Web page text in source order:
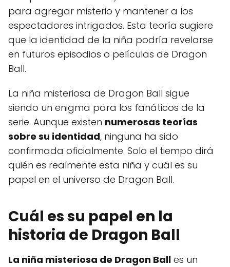
para agregar misterio y mantener a los
espectadores intrigados. Esta teoría sugiere
que la identidad de la niña podría revelarse
en futuros episodios o películas de Dragon
Ball.
La niña misteriosa de Dragon Ball sigue
siendo un enigma para los fanáticos de la
serie. Aunque existen numerosas teorías
sobre su identidad, ninguna ha sido
confirmada oficialmente. Solo el tiempo dirá
quién es realmente esta niña y cuál es su
papel en el universo de Dragon Ball.
Cuál es su papel en la
historia de Dragon Ball
La niña misteriosa de Dragon Ball es un